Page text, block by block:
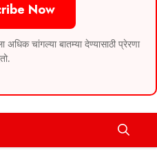
Now
चांगल्या बातम्या देण्यासाठी प्रेरणा